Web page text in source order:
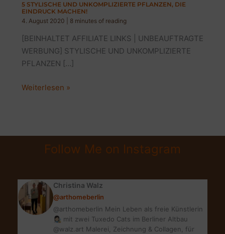
5 STYLISCHE UND UNKOMPLIZIERTE PFLANZEN, DIE
EINDRUCK MACHEN!
4. August 2020
8 minutes of reading
[BEINHALTET AFFILIATE LINKS | UNBEAUFTRAGTE
WERBUNG] STYLISCHE UND UNKOMPLIZIERTE
PFLANZEN […]
5
PFLANZEN,
Weiterlesen »
Follow Me on Instagram
Christina Walz
@arthomeberlin
@arthomeberlin Mein Leben als freie Künstlerin
👩🏻‍🎨 mit zwei Tuxedo Cats im Berliner Altbau
@walz.art Malerei, Zeichnung & Collagen, für